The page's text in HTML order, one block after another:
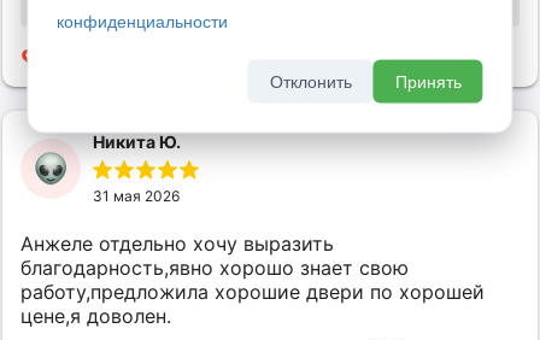
Никита Ю.
31 мая 2026
Анжеле отдельно хочу выразить
благодарность,явно хорошо знает свою
работу,предложила хорошие двери по хорошей
цене,я доволен.
конфиденциальности
Отклонить Принять